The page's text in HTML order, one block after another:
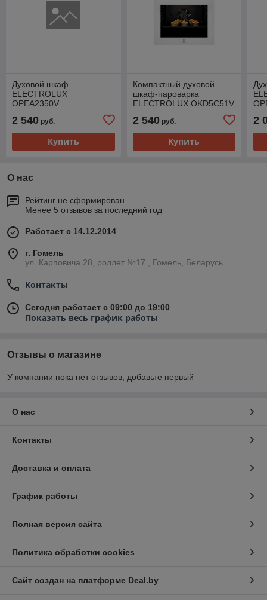
Духовой шкаф
ELECTROLUX
OPEA2350V
2 540 руб.
Купить
Компактный духовой
шкаф-пароварка
ELECTROLUX OKD5C51V
2 540руб.
Купить
2
О нас
Рейтинг не сформирован
Менее 5 отзывов за последний год
Работает с 14.12.2014
г. Гомель
ул. Карповича 28, роллет №17., Гомель, Беларусь
Контакты
Сегодня работает с 09:00 до 19:00
Показать весь график работы
Отзывы о магазине
У компании пока нет отзывов, добавьте первый
О нас
Контакты
Доставка и оплата
График работы
Полная версия сайта
Политика обработки cookies
Сайт создан на платформе Deal.by